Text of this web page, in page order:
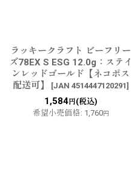
ラッキークラフト ビーフリー
ズ78EX S ESG 12.0g：ステイ
ンレッドゴールド【ネコポス
配送可】
[JAN 4514447120291]
1,584円(税込)
希望小売価格: 1,760円